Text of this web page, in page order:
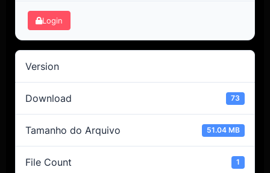
Login
Version
Download 73
Tamanho do Arquivo 51.04 MB
File Count 1